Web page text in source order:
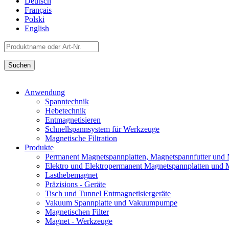
Français
Polski
English
Anwendung
Spanntechnik
Hebetechnik
Entmagnetisieren
Schnellspannsystem für Werkzeuge
Magnetische Filtration
Produkte
Permanent Magnetspannplatten, Magnetspannfutter und
Elektro und Elektropermanent Magnetspannplatten und
Lasthebemagnet
Präzisions - Geräte
Tisch und Tunnel Entmagnetisiergeräte
Vakuum Spannplatte und Vakuumpumpe
Magnetischen Filter
Magnet - Werkzeuge